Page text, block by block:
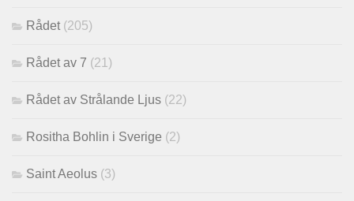
Rådet (205)
Rådet av 7 (21)
Rådet av Strålande Ljus (22)
Rositha Bohlin i Sverige (2)
Saint Aeolus (3)